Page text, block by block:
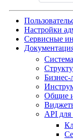
Настройки
Сервисные
Бизнес-
Общие
API для